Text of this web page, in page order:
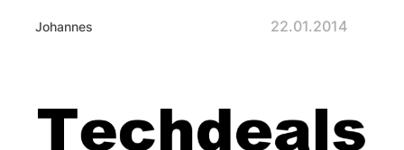
Johannes 22.01.2014